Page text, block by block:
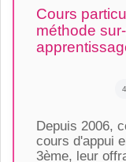
Cours
méthode
Depuis 2006,
cours d'appui
3ème, leur